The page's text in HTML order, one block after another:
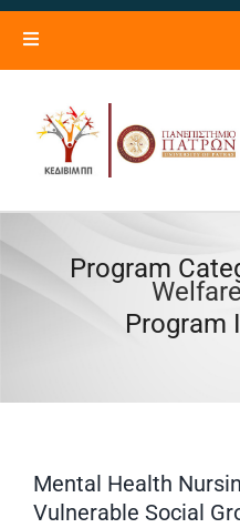
Skip
Toggle
Navigation
Trainers’ Registry
Contact Us
Program
Program
Mental Health
Vulnerable Social